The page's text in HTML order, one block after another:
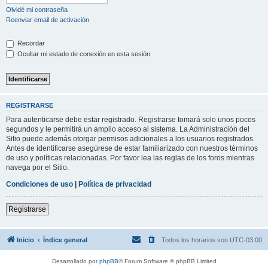
Olvidé mi contraseña
Reenviar email de activación
Recordar
Ocultar mi estado de conexión en esta sesión
REGISTRARSE
Para autenticarse debe estar registrado. Registrarse tomará solo unos pocos
segundos y le permitirá un amplio acceso al sistema. La Administración del
Sitio puede además otorgar permisos adicionales a los usuarios registrados.
Antes de identificarse asegúrese de estar familiarizado con nuestros términos
de uso y políticas relacionadas. Por favor lea las reglas de los foros mientras
navega por el Sitio.
Condiciones de uso | Política de privacidad
Registrarse
Inicio Índice general Todos los horarios son UTC-03:00
Desarrollado porphpBB® Forum Software © phpBB Limited